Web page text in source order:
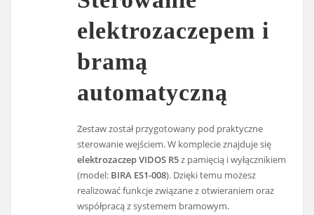
elektrozaczepem i
bramą
automatyczną
Zestaw został przygotowany pod praktyczne
sterowanie wejściem. W komplecie znajduje się
elektrozaczep VIDOS R5z pamięcią i wyłącznikiem
(model: BIRA ES1-008). Dzięki temu możesz
realizować funkcje związane z otwieraniem oraz
współpracą z systemem bramowym.